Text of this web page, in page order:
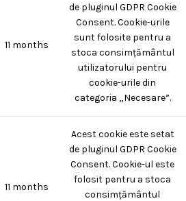
11 months
de pluginul GDPR Cookie
Consent. Cookie-urile
sunt folosite pentru a
stoca consimțământul
utilizatorului pentru
cookie-urile din
categoria „Necesare”.
11 months
Acest cookie este setat
de pluginul GDPR Cookie
Consent. Cookie-ul este
folosit pentru a stoca
consimțământul